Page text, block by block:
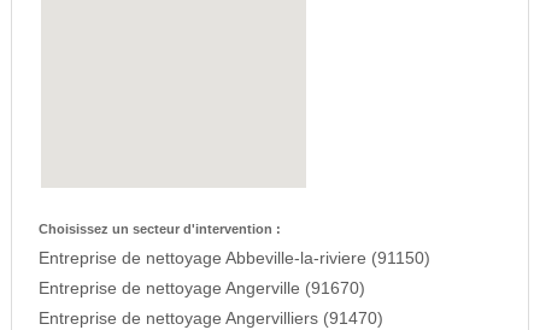
Choisissez un secteur d'intervention :
Entreprise de nettoyage Abbeville-la-riviere (91150)
Entreprise de nettoyage Angerville (91670)
Entreprise de nettoyage Angervilliers (91470)